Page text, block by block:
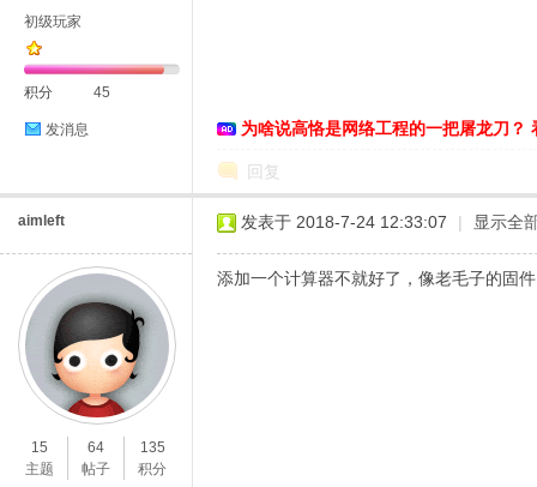
初级玩家
积分 45
发消息 为啥说高恪是网络工程的一把屠龙刀？
回复
aimleft
15
主题
64
帖子
135
积分
发表于 2018-7-24 12:33:07 | 显示全
添加一个计算器不就好了，像老毛子的固